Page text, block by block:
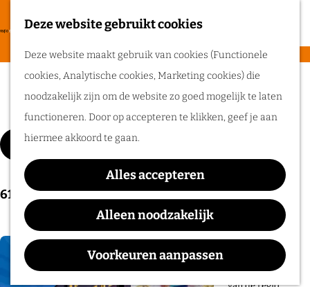
Deze website gebruikt cookies
Deze website maakt gebruik van cookies (Functionele
cookies, Analytische cookies, Marketing cookies) die
noodzakelijk zijn om de website zo goed mogelijk te laten
functioneren. Door op accepteren te klikken, geef je aan
hiermee akkoord te gaan.
Alles accepteren
Alleen noodzakelijk
Voorkeuren aanpassen
a
r
e
F
a
v
o
r
i
e
e
M
e
n
u
Routes
Wandelen
Routeplanner
Ga op pad in
natuur en rijke
Locaties
W
a
z
e
j
Filter
S
o
t
e
o
616 Resultaten
S
r